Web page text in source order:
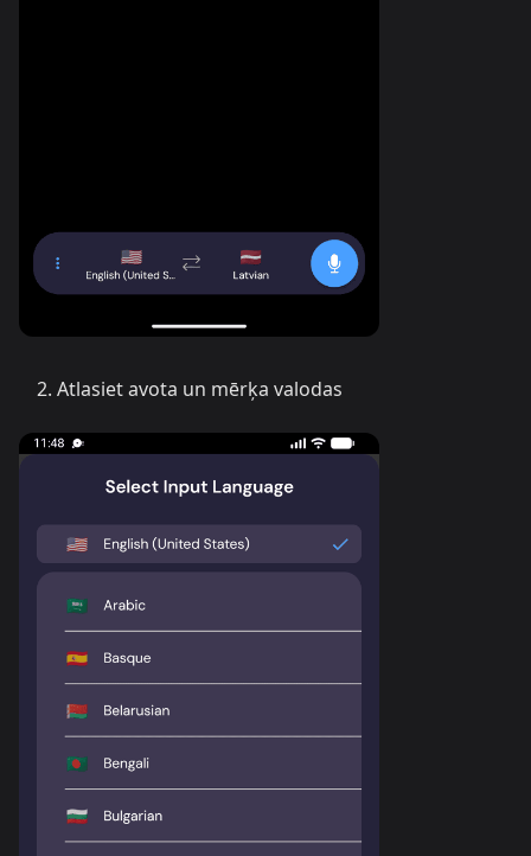
Atlasiet avota un mērķa valodas